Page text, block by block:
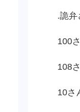
.詭弁
100
108
10さ